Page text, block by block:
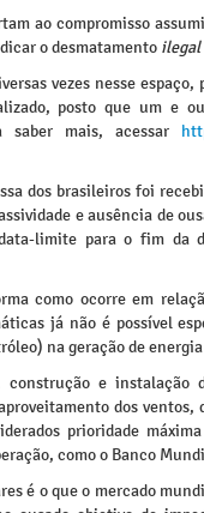
ao compromisso
o desmatamento ilegal
vezes nesse
posto que um e
mais, acessar
dos brasileiros foi
e ausência de
limite para o fim da
como ocorre em
já não é possível
na geração de
construção e instalação
dos ventos,
prioridade
como o Banco
é o que o mercado